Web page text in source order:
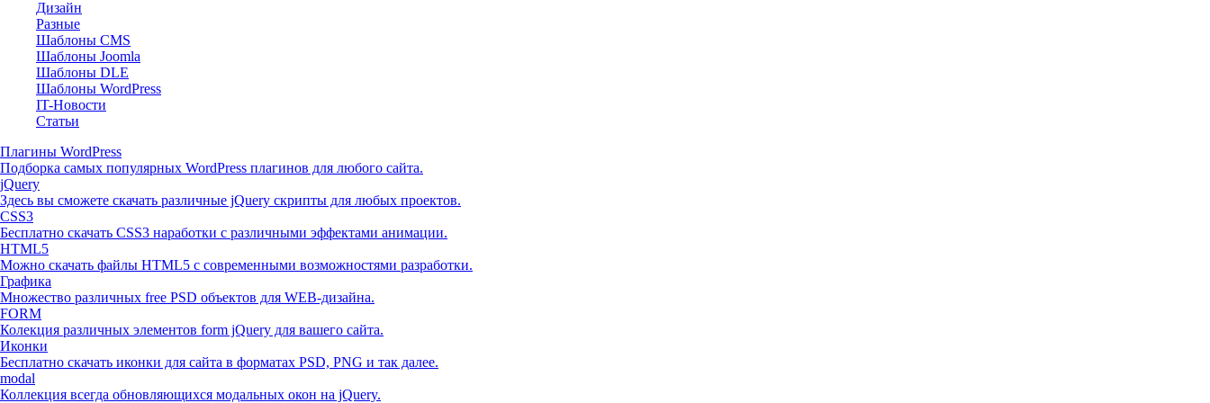
Дизайн
Разные
Шаблоны CMS
Шаблоны Joomla
Шаблоны DLE
Шаблоны WordPress
IT-Новости
Статьи
Плагины WordPress
Подборка самых популярных WordPress плагинов для любого сайта.
jQuery
Здесь вы сможете скачать различные jQuery скрипты для любых проектов.
CSS3
Бесплатно скачать CSS3 наработки с различными эффектами анимации.
HTML5
Можно скачать файлы HTML5 с современными возможностями разработки.
Графика
Множество различных free PSD объектов для WEB-дизайна.
FORM
Колекция различных элементов form jQuery для вашего сайта.
Иконки
Бесплатно скачать иконки для сайта в форматах PSD, PNG и так далее.
modal
Коллекция всегда обновляющихся модальных окон на jQuery.